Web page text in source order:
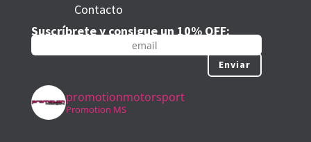
Contacto
Suscríbrete y consigue un 10% OFF:
Enviar
promotionmotorsport
Promotion MS